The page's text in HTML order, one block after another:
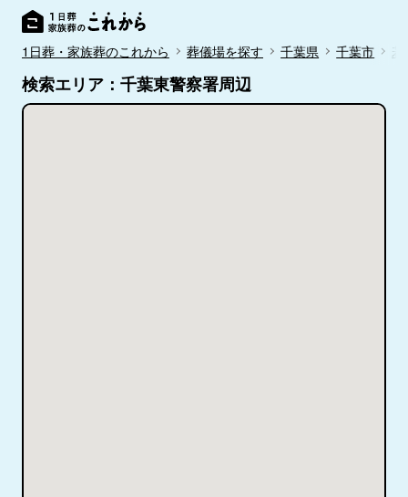
1日葬・家族葬のこれから 葬儀場を探す 千葉県 千葉市
検索エリア：千葉東警察署周辺